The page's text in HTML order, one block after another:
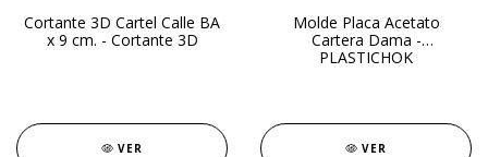
Cortante 3D Cartel Calle BA
x 9 cm. - Cortante 3D
VER
Molde Placa Acetato
Cartera Dama -
PLASTICHOK
VER